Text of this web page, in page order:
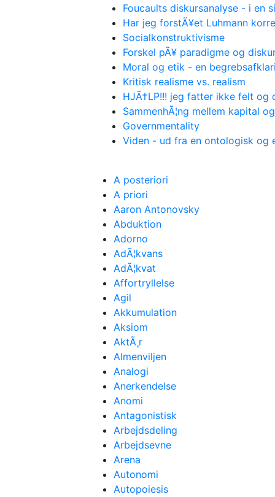
Foucaults diskursanalyse - i en
Har jeg forstÃ¥et Luhmann
Socialkonstruktivisme
Forskel pÃ¥ paradigme og
Moral og etik - en
Kritisk realisme vs. realism
HJÃ†LP!!! jeg fatter ikke felt og
SammenhÃ¦ng mellem kapital
Governmentality
Viden - ud fra en ontologisk og
A posteriori
A priori
Aaron Antonovsky
Abduktion
Adorno
AdÃ¦kvans
AdÃ¦kvat
Affortryllelse
Agil
Akkumulation
Aksiom
AktÃ¸r
Almenviljen
Analogi
Anerkendelse
Anomi
Antagonistisk
Arbejdsdeling
Arbejdsevne
Arena
Autonomi
Autopoiesis